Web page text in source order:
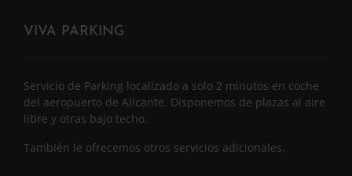
VIVA PARKING
Servicio de Parking localizado a solo 2 minutos en coche
del aeropuerto de Alicante. Disponemos de plazas al aire
libre y otras bajo techo.
También le ofrecemos otros servicios adicionales.